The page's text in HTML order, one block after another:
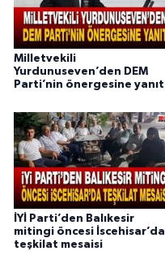
Milletvekili
Yurdunuseven’den DEM
Parti’nin önergesine yanıt
İYİ Parti’den Balıkesir
mitingi öncesi İscehisar’da
teşkilat mesaisi